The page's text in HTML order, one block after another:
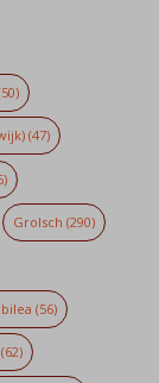
(47)
Grolsch (290)
(56)